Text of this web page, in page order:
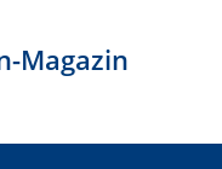
Magazin